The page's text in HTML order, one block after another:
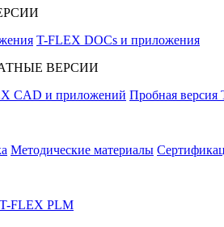
T-FLEX DOCs и приложения
ВЕРСИИ
CAD и приложений Пробная
Методические материалы
FLEX PLM